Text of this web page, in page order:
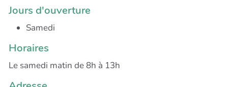
Jours d'ouverture
Samedi
Horaires
Le samedi matin de 8h à 13h